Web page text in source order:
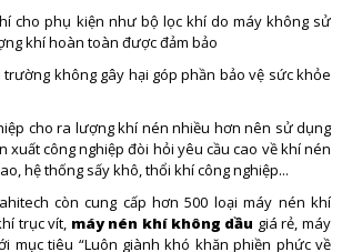
cho phụ kiện như bộ lọc khí do máy không sử
khí hoàn toàn được đảm bảo
trường không gây hại góp phần bảo vệ sức khỏe
cho ra lượng khí nén nhiều hơn nên sử dụng
xuất công nghiệp đòi hỏi yêu cầu cao về khí nén
hệ thống sấy khô, thổi khí công nghiệp...
còn cung cấp hơn 500 loại máy nén khí
trục vít, máy nén khí không dầu giá rẻ, máy
mục tiêu “Luôn giành khó khăn phiền phức về